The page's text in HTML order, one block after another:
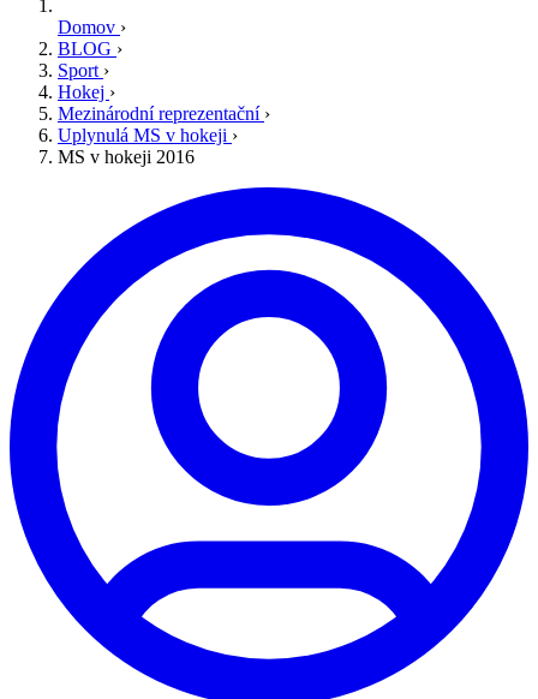
Domov ›
BLOG ›
Sport ›
Hokej ›
Mezinárodní reprezentační ›
Uplynulá MS v hokeji ›
MS v hokeji 2016